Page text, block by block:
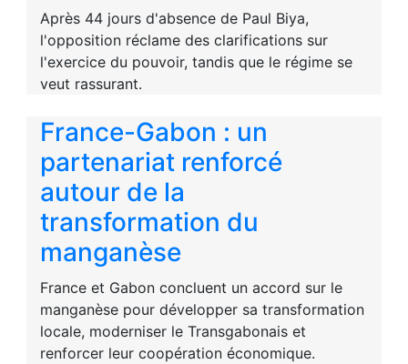
Après 44 jours d'absence de Paul Biya,
l'opposition réclame des clarifications sur
l'exercice du pouvoir, tandis que le régime se
veut rassurant.
France-Gabon : un
partenariat renforcé
autour de la
transformation du
manganèse
France et Gabon concluent un accord sur le
manganèse pour développer sa transformation
locale, moderniser le Transgabonais et
renforcer leur coopération économique.